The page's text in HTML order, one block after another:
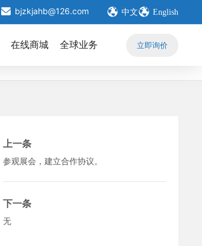
bjzkjahb@126.com 中文 English
在线商城 全球业务 立即询价
上一条
参观展会，建立合作协议。
无
下一条